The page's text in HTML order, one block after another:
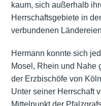
kaum, sich außerhalb
Herrschaftsgebiete in
verbundenen
Hermann konnte sich
Mosel, Rhein und Nahe
der Erzbischöfe von
Unter seiner Herrschaft
Mittelpunkt der